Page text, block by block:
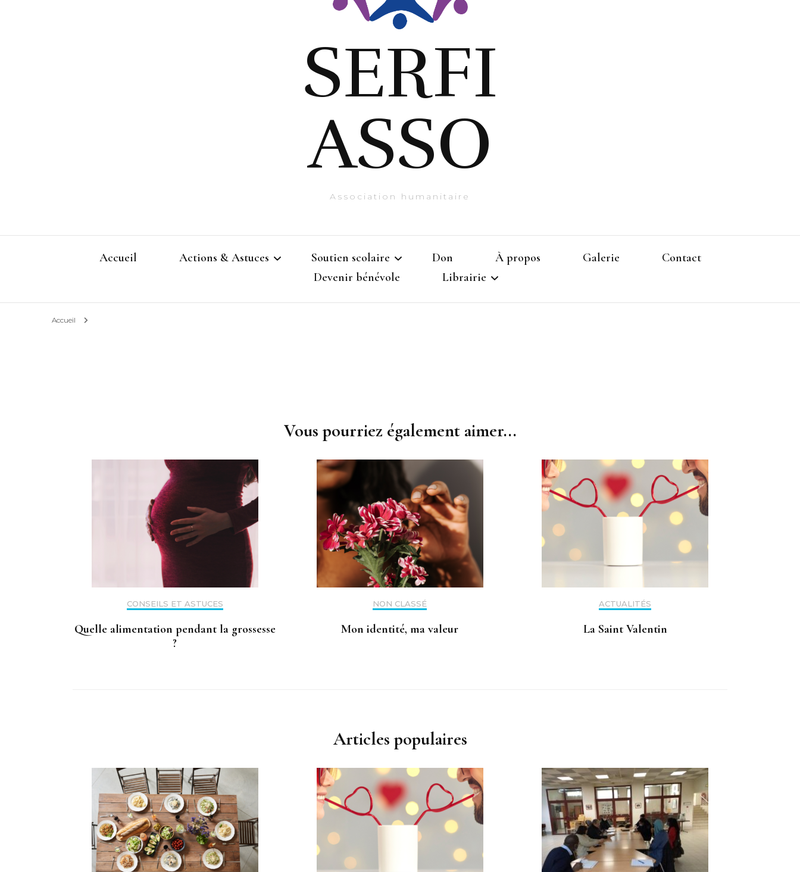
SERFI
ASSO
Association humanitaire
Accueil Actions & Astuces Soutien scolaire Don À propos Galerie
Contact
Devenir bénévole
Librairie
Accueil
Vous pourriez également aimer...
CONSEILS ET ASTUCES
Quelle alimentation pendant la grossesse
?
NON CLASSÉ
Mon identité, ma valeur
ACTUALITÉS
La Saint Valentin
Articles populaires